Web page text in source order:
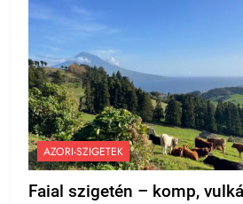
AZORI-SZIGETEK
Faial szigetén – komp,